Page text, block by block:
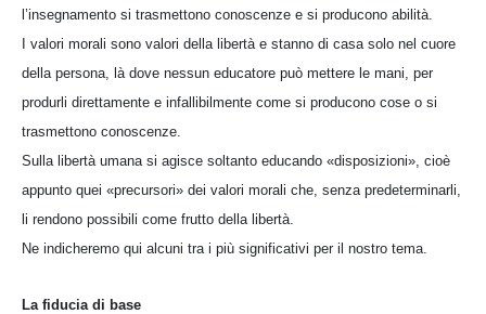
l’insegnamento si trasmettono conoscenze e si producono abilità.
I valori morali sono valori della libertà e stanno di casa solo nel cuore
della persona, là dove nessun educatore può mettere le mani, per
produrli direttamente e infallibilmente come si producono cose o si
trasmettono conoscenze.
Sulla libertà umana si agisce soltanto educando «disposizioni», cioè
appunto quei «precursori» dei valori morali che, senza predeterminarli,
li rendono possibili come frutto della libertà.
Ne indicheremo qui alcuni tra i più significativi per il nostro tema.
La fiducia di base